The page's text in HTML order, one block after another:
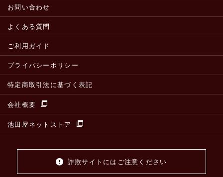
お問い合わせ
よくある質問
ご利用ガイド
プライバシーポリシー
特定商取引法に基づく表記
会社概要
池田屋ネットストア
詐欺サイトにはご注意ください